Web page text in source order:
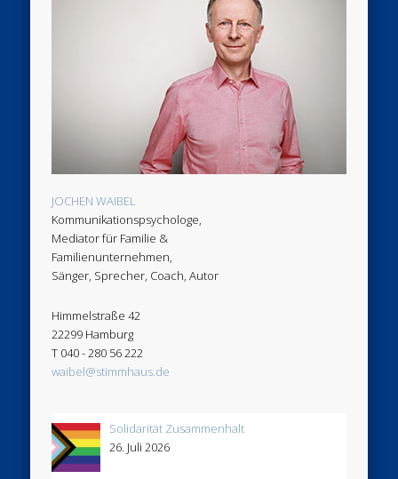
JOCHEN WAIBEL
Kommunikationspsychologe,
Mediator für Familie &
Familienunternehmen,
Sänger, Sprecher, Coach, Autor
Himmelstraße 42
22299 Hamburg
T 040 - 280 56 222
waibel@stimmhaus.de
Solidarität Zusammenhalt
26. Juli 2026